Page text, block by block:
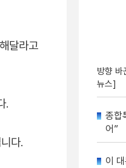
달라고
.
다.
방향
뉴스]
종합
어”
이